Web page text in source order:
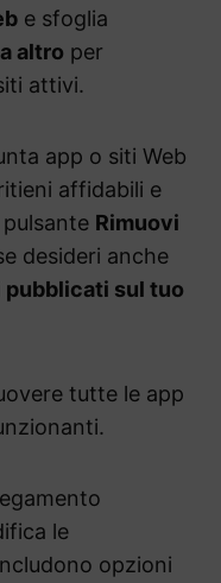
e sfoglia
altro per
attivi.
app o siti Web
affidabili e
Rimuovi
desideri anche
sul tuo
tutte le app
le
opzioni